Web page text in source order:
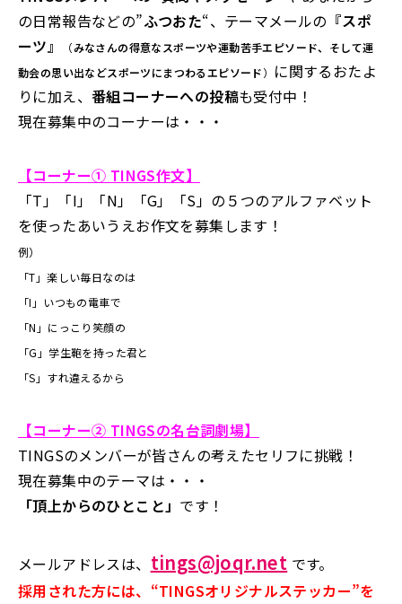
の日常報告などの”ふつおた“、テーマメールの 『スポ
ーツ』
（みなさんの得意なスポーツや運動苦手エピソード、そして運
動会の思い出などスポーツにまつわるエピソード） に関するおたよ
りに加え、 番組コーナーへの投稿も受付中！
現在募集中のコーナーは・・・
【コーナー① TINGS作文】
「T」「I」「N」「G」「S」の５つのアルファベット
を使ったあいうえお作文を募集します！
例）
「T」楽しい毎日なのは
「I」いつもの電車で
「N」にっこり笑顔の
「G」学生鞄を持った君と
「S」すれ違えるから
【コーナー② TINGSの名台詞劇場】
TINGSのメンバーが皆さんの考えたセリフに挑戦！
現在募集中のテーマは・・・
「頂上からのひとこと」 です！
メールアドレスは、 tings@joqr.net です。
採用された方には、“TINGSオリジナルステッカー”を